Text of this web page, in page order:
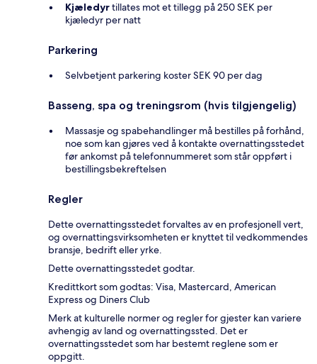
Kjæledyrtillates mot et tillegg på 250 SEK per
kjæledyr per natt
Parkering
Selvbetjent parkering koster SEK 90 per dag
Basseng, spa og treningsrom (hvis tilgjengelig)
Massasje og spabehandlinger må bestilles på forhånd,
noe som kan gjøres ved å kontakte overnattingsstedet
før ankomst på telefonnummeret som står oppført i
bestillingsbekreftelsen
Regler
Dette overnattingsstedet forvaltes av en profesjonell vert,
og overnattingsvirksomheten er knyttet til vedkommendes
bransje, bedrift eller yrke.
Dette overnattingsstedet godtar.
Kredittkort som godtas: Visa, Mastercard, American
Express og Diners Club
Merk at kulturelle normer og regler for gjester kan variere
avhengig av land og overnattingssted. Det er
overnattingsstedet som har bestemt reglene som er
oppgitt.